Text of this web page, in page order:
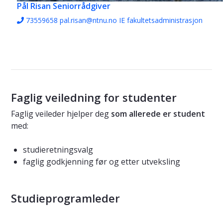
Pål Risan Seniorrådgiver
73559658 pal.risan@ntnu.no IE fakultetsadministrasjon
​​​​​​​Faglig veiledning for studenter
Faglig veileder hjelper deg som allerede er student
med:
studieretningsvalg
faglig godkjenning før og etter utveksling
Studieprogramleder